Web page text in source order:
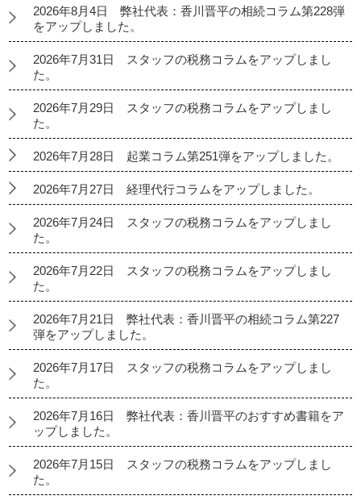
2026年8月4日 弊社代表：香川晋平の相続コラム第228弾
をアップしました。
2026年7月31日 スタッフの税務コラムをアップしまし
た。
2026年7月29日 スタッフの税務コラムをアップしまし
た。
2026年7月28日 起業コラム第251弾をアップしました。
2026年7月27日 経理代行コラムをアップしました。
2026年7月24日 スタッフの税務コラムをアップしまし
た。
2026年7月22日 スタッフの税務コラムをアップしまし
た。
2026年7月21日 弊社代表：香川晋平の相続コラム第227
弾をアップしました。
2026年7月17日 スタッフの税務コラムをアップしまし
た。
2026年7月16日 弊社代表：香川晋平のおすすめ書籍をア
ップしました。
2026年7月15日 スタッフの税務コラムをアップしまし
た。